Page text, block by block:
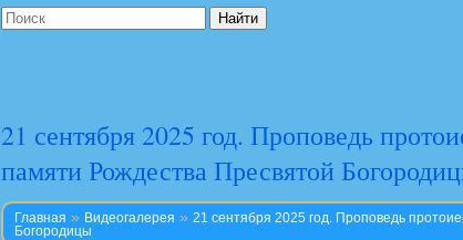
21 сентября 2025 год. Проповедь
памяти Рождества Пресвятой
Главная » Видеогалерея » 21 сентября 2025 год. Проповедь
Богородицы